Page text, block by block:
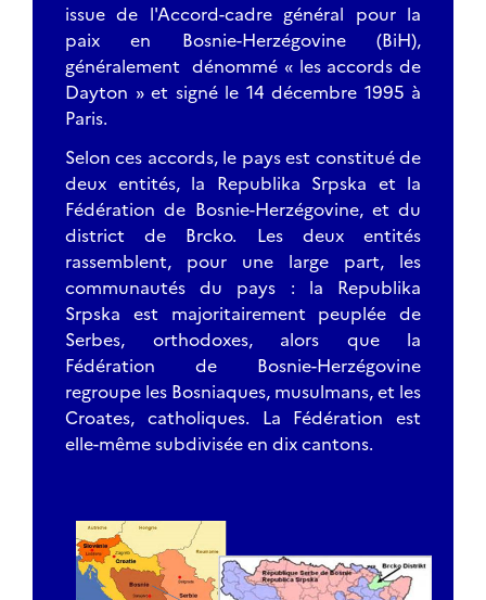
issue de l'Accord-cadre général pour la
paix en Bosnie-Herzégovine (BiH),
généralement dénommé « les accords de
Dayton » et signé le 14 décembre 1995 à
Paris.
Selon ces accords, le pays est constitué de
deux entités, la Republika Srpska et la
Fédération de Bosnie-Herzégovine, et du
district de Brcko. Les deux entités
rassemblent, pour une large part, les
communautés du pays : la Republika
Srpska est majoritairement peuplée de
Serbes, orthodoxes, alors que la
Fédération de Bosnie-Herzégovine
regroupe les Bosniaques, musulmans, et les
Croates, catholiques. La Fédération est
elle-même subdivisée en dix cantons.